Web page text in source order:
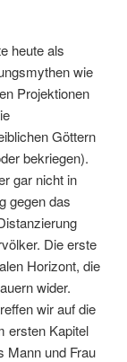
heute als
wie
Projektionen
Göttern
bekriegen).
gar nicht in
gegen das
Die erste
Horizont, die
wider.
wir auf die
ersten Kapitel
Mann und Frau